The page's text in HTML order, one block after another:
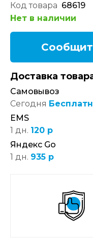
Код товара 68619
Нет в наличии
Доставка
Самовывоз
Сегодня
EMS
1 дн. 120 р
Яндекс Go
1 дн. 935 р